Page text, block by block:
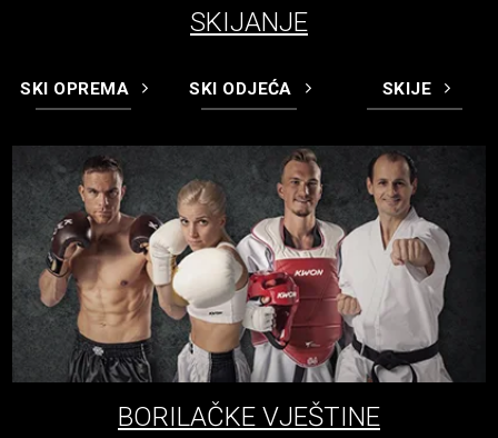
SKIJANJE
SKI OPREMA SKI ODJEĆA SKIJE
BORILAČKE VJEŠTINE